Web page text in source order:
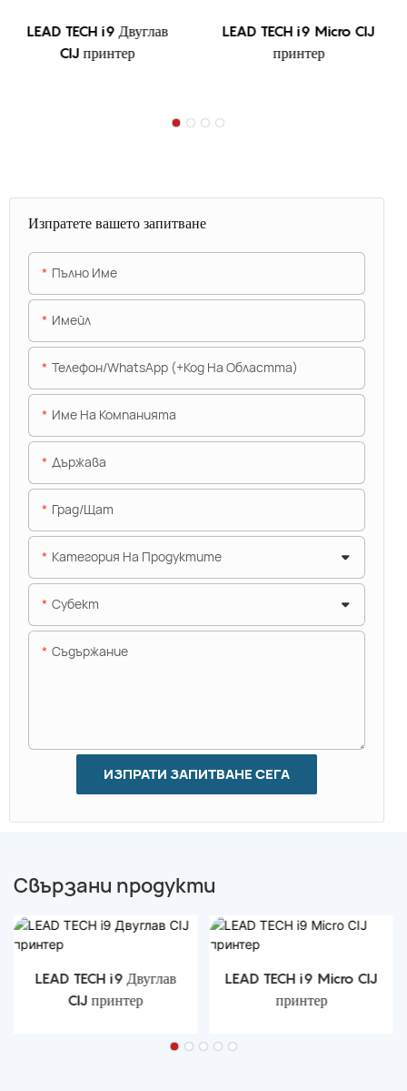
LEAD TECH i9 Двуглав
CIJ принтер
LEAD TECH i9 Micro CIJ
принтер
Изпратете вашето запитване
Пълно Име
Имейл
Телефон/WhatsApp (+Код На Областта)
Име На Компанията
Държава
Град/щат
Категория На Продуктите
Субект
Съдържание
ИЗПРАТИ ЗАПИТВАНЕ СЕГА
Свързани продукти
LEAD TECH i9 Двуглав
CIJ принтер
LEAD TECH i9 Micro CIJ
принтер